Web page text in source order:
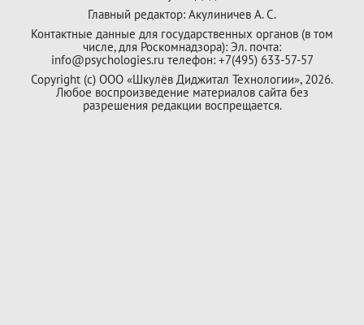
Главный редактор: Акулиничев А. С.
Контактные данные для государственных органов (в том
числе, для Роскомнадзора): Эл. почта:
info@psychologies.ru телефон: +7(495) 633-57-57
Copyright (с) ООО «Шкулёв Диджитал Технологии», 2026.
Любое воспроизведение материалов сайта без
разрешения редакции воспрещается.